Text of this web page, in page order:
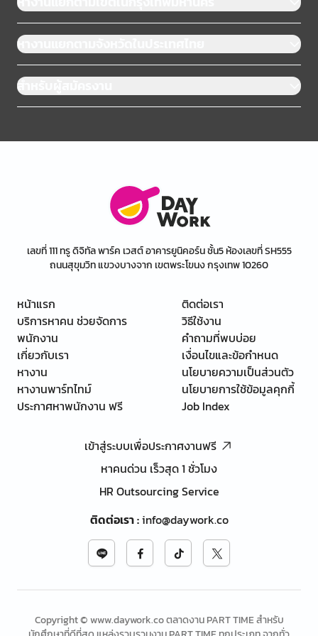
หางานแยกตามจังหวัดในประเทศไทย
สำหรับผู้สมัครงาน
เลขที่ 111 ทรู ดิจิทัล พาร์ค เวสต์ อาคารยูนิคอร์น ชั้น5 ห้องเลขที่ SH555
ถนนสุขุมวิท แขวงบางจาก เขตพระโขนง กรุงเทพ 10260
หน้าแรก
บริการหาคน ช่วยจัดการ
พนักงาน
เกี่ยวกับเรา
หางาน
หางานพาร์ทไทม์
ประกาศหาพนักงาน ฟรี
ติดต่อเรา
วิธีใช้งาน
คำถามที่พบบ่อย
เงื่อนไขและข้อกำหนด
นโยบายความเป็นส่วนตัว
นโยบายการใช้ข้อมูลคุกกี้
Job Index
เข้าสู่ระบบเพื่อประกาศงานฟรี
หาคนด่วน เร็วสุด 1 ชั่วโมง
HR Outsourcing Service
ติดต่อเรา:info@daywork.co
Copyright © www.daywork.co ตลาดงาน PART TIME สำหรับ